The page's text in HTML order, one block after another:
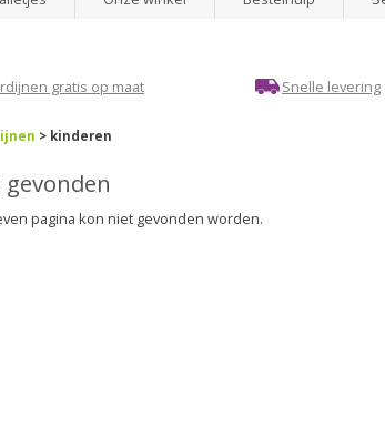
gratis op maat Snelle levering
> kinderen
pagina kon niet gevonden worden.